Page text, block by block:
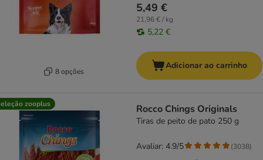
8 opções
5,49 €
21,96 € / kg
5,22 €
Adicionar ao carrinho
zooplus Rocco Chings Originals
Tiras de peito de pato 250 g
Avaliar: 4.9/5 (3038)